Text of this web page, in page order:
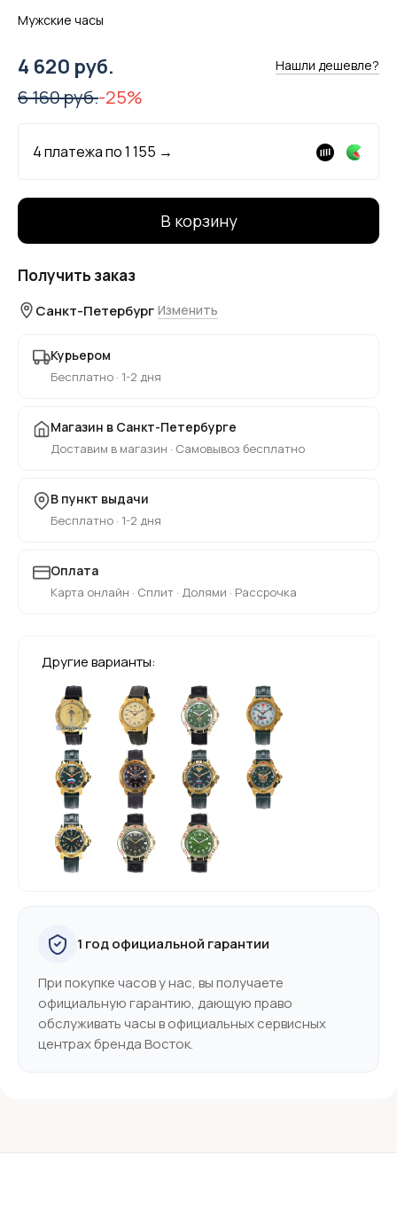
Мужские часы
4 620 руб. Нашли дешевле?
6 160 руб.-25%
4 платежа по1 155 →
В корзину
Получить заказ
Санкт-Петербург Изменить
Курьером
Бесплатно · 1-2 дня
Магазин в Санкт-Петербурге
Доставим в магазин · Самовывоз бесплатно
В пункт выдачи
Бесплатно · 1-2 дня
Оплата
Карта онлайн · Сплит · Долями · Рассрочка
Другие варианты:
1 год официальной гарантии
При покупке часов у нас, вы получаете
официальную гарантию, дающую право
обслуживать часы в официальных сервисных
центрах бренда Восток.